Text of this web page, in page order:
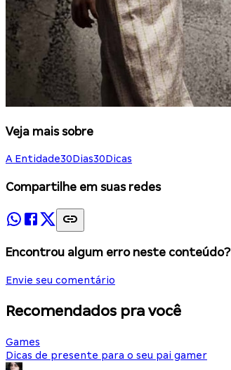
Veja mais sobre
A Entidade30Dias30Dicas
Compartilhe em suas redes
Encontrou algum erro neste conteúdo?
Envie seu comentário
Recomendados pra você
Games
Dicas de presente para o seu pai gamer